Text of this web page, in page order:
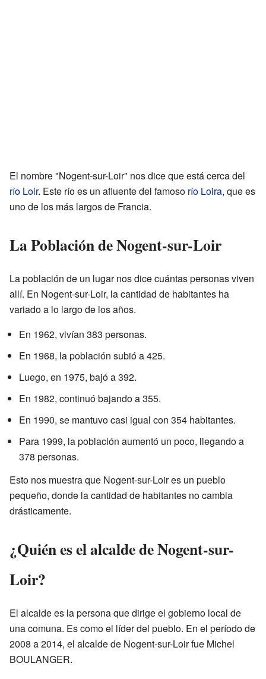
El nombre "Nogent-sur-Loir" nos dice que está cerca del
río Loir. Este río es un afluente del famoso río Loira, que es
uno de los más largos de Francia.
La Población de Nogent-sur-Loir
La población de un lugar nos dice cuántas personas viven
allí. En Nogent-sur-Loir, la cantidad de habitantes ha
variado a lo largo de los años.
En 1962, vivían 383 personas.
En 1968, la población subió a 425.
Luego, en 1975, bajó a 392.
En 1982, continuó bajando a 355.
En 1990, se mantuvo casi igual con 354 habitantes.
Para 1999, la población aumentó un poco, llegando a
378 personas.
Esto nos muestra que Nogent-sur-Loir es un pueblo
pequeño, donde la cantidad de habitantes no cambia
drásticamente.
¿Quién es el alcalde de Nogent-sur-
Loir?
El alcalde es la persona que dirige el gobierno local de
una comuna. Es como el líder del pueblo. En el período de
2008 a 2014, el alcalde de Nogent-sur-Loir fue Michel
BOULANGER.